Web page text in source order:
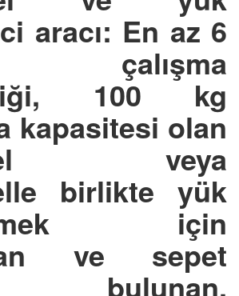
aracı: En az 6
çalışma
100 kg
kapasitesi olan
veya
birlikte yük
için
ve sepet
bulunan,